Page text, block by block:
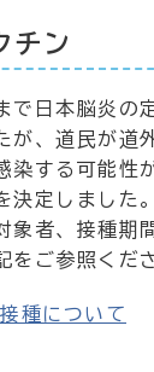
チン
で日本脳炎の
が、道民が道
染する可能性
決定しました
象者、接種期
をご参照くだ
種について